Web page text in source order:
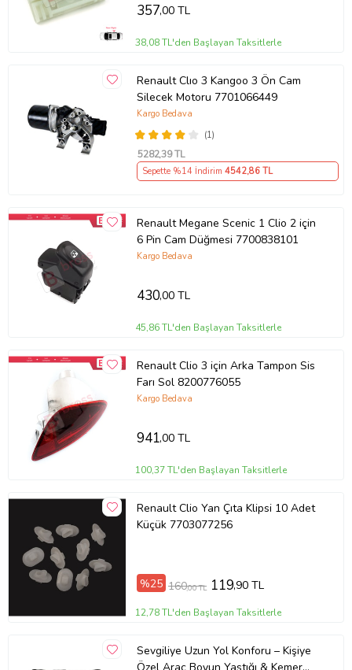
357,00 TL
38,08 TL'den Başlayan Taksitlerle
Renault Clıo 3 Kangoo 3 Ön Cam
Silecek Motoru 7701066449
(1)
Kargo Bedava
5282,39 TL
Sepette %14 İndirim 4542,86 TL
Renault Megane Scenic 1 Clio 2 için
6 Pin Cam Düğmesi 7700838101
Kargo Bedava
430,00 TL
45,86 TL'den Başlayan Taksitlerle
Renault Clio 3 için Arka Tampon Sis
Farı Sol 8200776055
Kargo Bedava
941,00 TL
100,37 TL'den Başlayan Taksitlerle
Renault Clio Yan Çıta Klipsi 10 Adet
Küçük 7703077256
%25 160,00 TL 119,90 TL
12,78 TL'den Başlayan Taksitlerle
Sevgiliye Uzun Yol Konforu – Kişiye